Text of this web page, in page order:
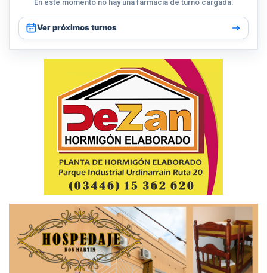
En este momento no hay una farmacia de turno cargada.
Ver próximos turnos